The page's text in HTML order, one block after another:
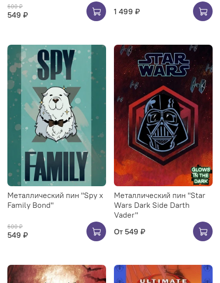
600 ₽
549 ₽
1 499 ₽
Металлический пин "Spy x
Family Bond"
600 ₽
549 ₽
Металлический пин "Star
Wars Dark Side Darth
Vader"
От 549 ₽